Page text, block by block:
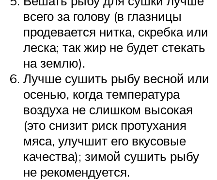
всего за голову (в глазницы
продевается нитка, скребка или
леска; так жир не будет стекать
на землю).
Лучше сушить рыбу весной или
осенью, когда температура
воздуха не слишком высокая
(это снизит риск протухания
мяса, улучшит его вкусовые
качества); зимой сушить рыбу
не рекомендуется.